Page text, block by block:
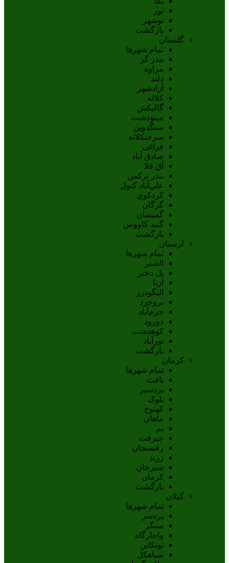
نور
نوشهر
بازگشت
گلستان
تمام شهر‌ها
بندر گز
مراوه
دلند
آزادشهر
کلاله
گالیکش
مینودشت
سنگدوین
سرخنکلاته
فراغی
صادق آباد
آق قلا
بندر ترکمن
علي‌آباد کتول
کردکوي
گرگان
گميشان
گنبد کاووس
بازگشت
لرستان
تمام شهر‌ها
الشتر
پل دختر
ازنا
اليگودرز
بروجرد
خرم‌آباد
دورود
کوهدشت
نورآباد
بازگشت
کرمان
تمام شهر‌ها
بافت
بردسیر
بلوک
کهنوج
ماهان
بم
جيرفت
رفسنجان
زرند
سيرجان
کرمان
بازگشت
گیلان
تمام شهر‌ها
پره‌سر
سنگر
واجارگاه
توتکابن
سیاهکل